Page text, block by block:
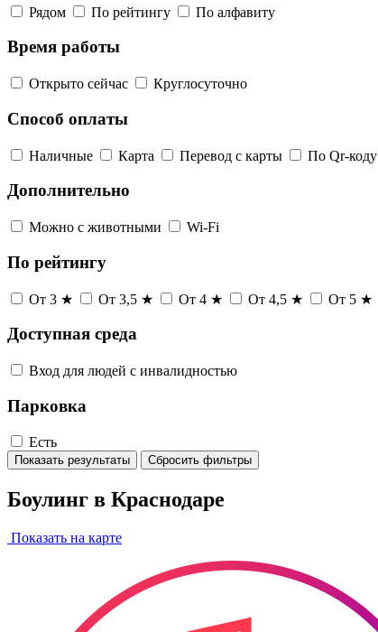
Рядом По рейтингу По алфавиту
Время работы
Открыто сейчас Круглосуточно
Способ оплаты
Наличные Карта Перевод с карты По Qr-коду
Дополнительно
Можно с животными Wi-Fi
По рейтингу
От 3 ★ От 3,5 ★ От 4 ★ От 4,5 ★ От 5 ★
Доступная среда
Вход для людей с инвалидностью
Парковка
Есть
Показать результаты Сбросить фильтры
Боулинг в Краснодаре
Показать на карте